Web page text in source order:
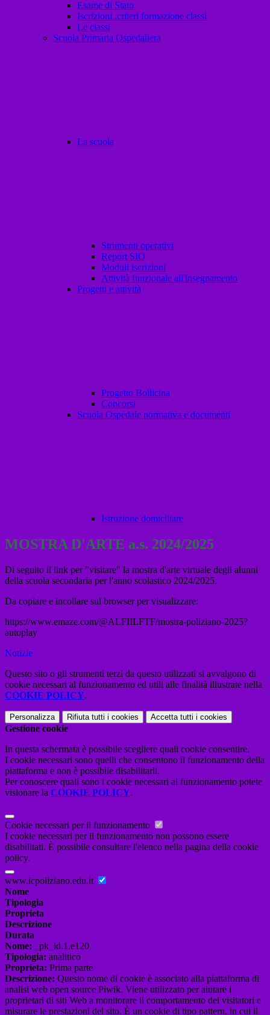
Esame di Stato
Iscrizioni ,criteri formazione classi
Le classi
Scuola Primaria Ospedaliera
La scuola
Strumenti operativi
Report SIO
Moduli iscrizioni
Attività funzionale all'insegnamento
Progetti e attività
Progetto Bollicina
Concorsi
Scuola Ospedale normativa e documenti
Istruzione domiciliare
MOSTRA D'ARTE a.s. 2024/2025
Di seguito il link per "visitare" la mostra d'arte virtuale degli alunni
della scuola secondaria per l'anno scolastico 2024/2025.
Da copiare e incollare sul browser per visualizzare:
https://www.emaze.com/@ALFIILFTF/mostra-poliziano-2025?
autoplay
Notizie
Questo sito o gli strumenti terzi da questo utilizzati si avvalgono di
cookie necessari al funzionamento ed utili alle finalità illustrate nella
COOKIE POLICY.
Personalizza Rifiuta tutti i cookies Accetta tutti i cookies
Gestione cookie
In questa schermata è possibile scegliere quali cookie consentire.
I cookie necessari sono quelli che consentono il funzionamento della
piattaforma e non è possibile disabilitarli.
Per conoscere quali sono i cookie necessari al funzionamento potete
visionare la COOKIE POLICY.
Cookie necessari per il funzionamento
I cookie necessari per il funzionamento non possono essere
disabilitati. È possibile consultare l'elenco nella pagina della cookie
policy.
www.icpoliziano.edu.it
Nome
Tipologia
Proprieta
Descrizione
Durata
Nome: _pk_id.1.e120
Tipologia: analitico
Proprieta: Prima parte
Descrizione: Questo nome di cookie è associato alla piattaforma di
analisi web open source Piwik. Viene utilizzato per aiutare i
proprietari di siti Web a monitorare il comportamento dei visitatori e
misurare le prestazioni del sito. È un cookie di tipo pattern, in cui il